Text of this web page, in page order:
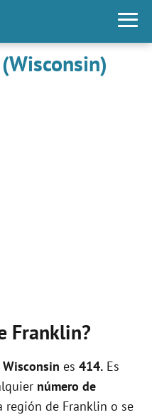
Franklin?
es 414. Es
número de
región de Franklin o se